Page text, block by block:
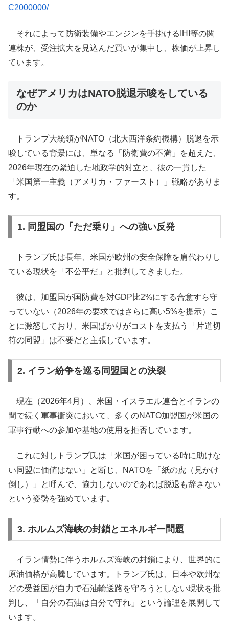
C2000000/
それによって防衛装備やエンジンを手掛けるIHI等の関
連株が、受注拡大を見込んだ買いが集中し、株価が上昇し
ています。
なぜアメリカはNATO脱退示唆をしている
のか
トランプ大統領がNATO（北大西洋条約機構）脱退を示
唆している背景には、単なる「防衛費の不満」を超えた、
2026年現在の緊迫した地政学的対立と、彼の一貫した
「米国第一主義（アメリカ・ファースト）」戦略がありま
す。
1. 同盟国の「ただ乗り」への強い反発
トランプ氏は長年、米国が欧州の安全保障を肩代わりし
ている現状を「不公平だ」と批判してきました。
彼は、加盟国が国防費を対GDP比2%にする合意すら守
っていない（2026年の要求ではさらに高い5%を提示）こ
とに激怒しており、米国ばかりがコストを支払う「片道切
符の同盟」は不要だと主張しています。
2. イラン紛争を巡る同盟国との決裂
現在（2026年4月）、米国・イスラエル連合とイランの
間で続く軍事衝突において、多くのNATO加盟国が米国の
軍事行動への参加や基地の使用を拒否しています。
これに対しトランプ氏は「米国が困っている時に助けな
い同盟に価値はない」と断じ、NATOを「紙の虎（見かけ
倒し）」と呼んで、協力しないのであれば脱退も辞さない
という姿勢を強めています。
3. ホルムズ海峡の封鎖とエネルギー問題
イラン情勢に伴うホルムズ海峡の封鎖により、世界的に
原油価格が高騰しています。トランプ氏は、日本や欧州な
どの受益国が自力で石油輸送路を守ろうとしない現状を批
判し、「自分の石油は自分で守れ」という論理を展開して
います。